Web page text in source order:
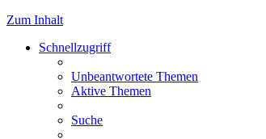
Zum Inhalt
Schnellzugriff
Unbeantwortete Themen
Aktive Themen
Suche